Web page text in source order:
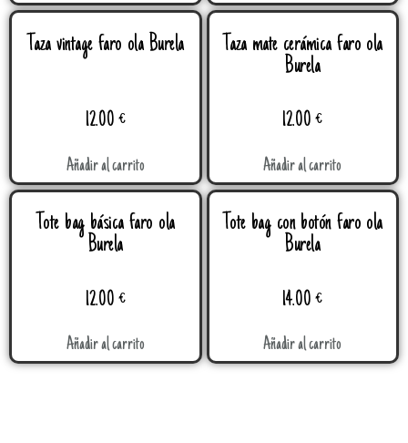
Taza vintage faro ola Burela
12.00 €
Añadir al carrito
Taza mate cerámica faro ola
Burela
12.00€
Añadir al carrito
Tote bag básica faro ola
Burela
12.00 €
Añadir al carrito
Tote bag con botón faro ola
Burela
14.00€
Añadir al carrito